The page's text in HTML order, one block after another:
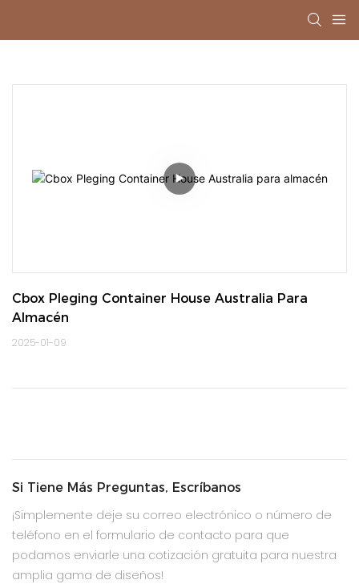
Cbox Pleging Container House Australia Para
Almacén
2025-01-09
Si Tiene Más Preguntas, Escríbanos
¡Simplemente deje su correo electrónico o número de
teléfono en el formulario de contacto para que
podamos enviarle una cotización gratuita para nuestra
amplia gama de diseños!